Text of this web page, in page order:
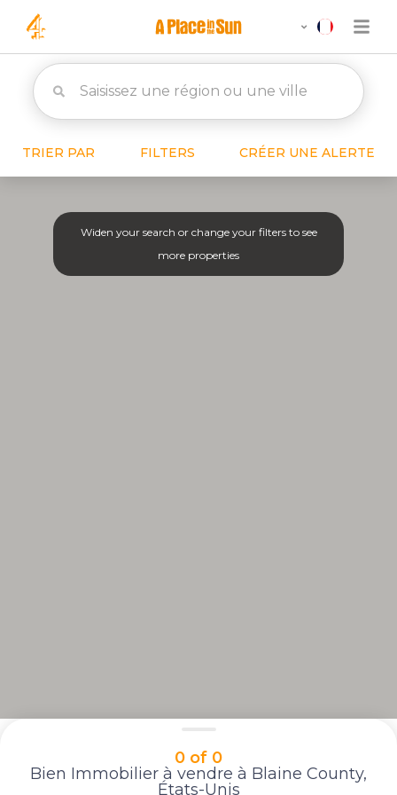
TRIER PAR FILTERS CRÉER UNE ALERTE
Widen your search or change your filters to see
more properties
0 of 0
Bien Immobilier à vendre à Blaine County,
États-Unis